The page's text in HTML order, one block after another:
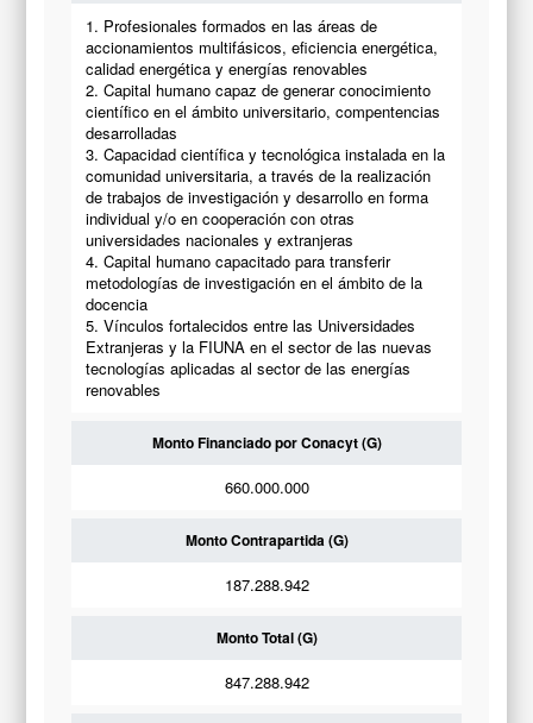
1. Profesionales formados en las áreas de
accionamientos multifásicos, eficiencia energética,
calidad energética y energías renovables
2. Capital humano capaz de generar conocimiento
científico en el ámbito universitario, compentencias
desarrolladas
3. Capacidad científica y tecnológica instalada en la
comunidad universitaria, a través de la realización
de trabajos de investigación y desarrollo en forma
individual y/o en cooperación con otras
universidades nacionales y extranjeras
4. Capital humano capacitado para transferir
metodologías de investigación en el ámbito de la
docencia
5. Vínculos fortalecidos entre las Universidades
Extranjeras y la FIUNA en el sector de las nuevas
tecnologías aplicadas al sector de las energías
renovables
Monto Financiado por Conacyt (G)
660.000.000
Monto Contrapartida (G)
187.288.942
Monto Total (G)
847.288.942